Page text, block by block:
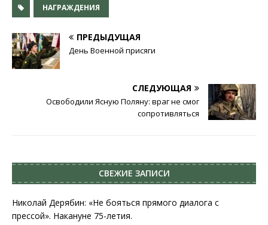
НАГРАЖДЕНИЯ
ПРЕДЫДУЩАЯ
День Военной присяги
СЛЕДУЮЩАЯ
Освободили Ясную Поляну: враг не смог
сопротивляться
СВЕЖИЕ ЗАПИСИ
Николай Дерябин: «Не бояться прямого диалога с
прессой». Накануне 75-летия.